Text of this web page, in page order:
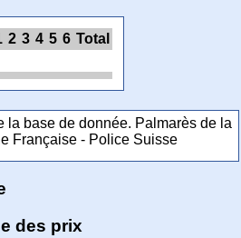
2 3 4 5 6 Total
la base de donnée. Palmarès de la
Française - Police Suisse
des prix